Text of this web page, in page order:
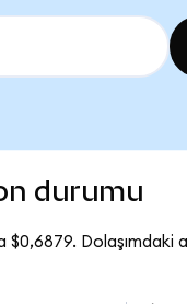
durumu
$0,6879.